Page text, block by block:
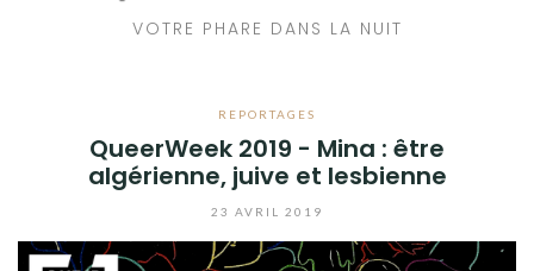
VOTRE PHARE DANS LA NUIT
REPORTAGES
QueerWeek 2019 - Mina : être
algérienne, juive et lesbienne
23 AVRIL 2019
💬 INTERVIEWS
❤️‍🔥 QUI SOMMES-NOUS ?